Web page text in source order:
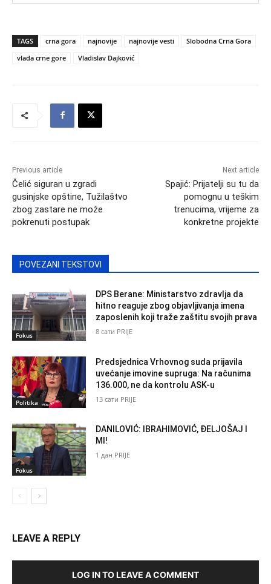
TAGS crna gora najnovije najnovije vesti
Slobodna Crna Gora
vlada crne gore
Vladislav Dajković
Previous article
Čelić siguran u zgradi
gusinjske opštine, Tužilaštvo
zbog zastare ne može
pokrenuti postupak
Next article
Spajić: Prijatelji su tu da
pomognu u teškim
trenucima, vrijeme za
konkretne projekte
POVEZANI TEKSTOVI
Fokus
DPS Berane: Ministarstvo zdravlja da
hitno reaguje zbog objavljivanja imena
zaposlenih koji traže zaštitu svojih prava
8 сати PRIJE
Politika
Predsjednica Vrhovnog suda prijavila
uvećanje imovine supruga: Na računima
136.000, ne da kontrolu ASK-u
13 сати PRIJE
Fokus
DANILOVIĆ: IBRAHIMOVIĆ, ĐELJOŠAJ I
MI!
1 дан PRIJE
LEAVE A REPLY
LOG IN TO LEAVE A COMMENT